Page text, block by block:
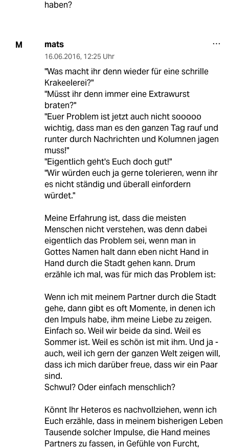
haben?
M mats
16.06.2016, 12:25 Uhr
"Was macht ihr denn wieder für eine schrille
Krakeelerei?"
"Müsst ihr denn immer eine Extrawurst
braten?"
"Euer Problem ist jetzt auch nicht sooooo
wichtig, dass man es den ganzen Tag rauf und
runter durch Nachrichten und Kolumnen jagen
muss!"
"Eigentlich geht's Euch doch gut!"
"Wir würden euch ja gerne tolerieren, wenn ihr
es nicht ständig und überall einfordern
würdet."
Meine Erfahrung ist, dass die meisten
Menschen nicht verstehen, was denn dabei
eigentlich das Problem sei, wenn man in
Gottes Namen halt dann eben nicht Hand in
Hand durch die Stadt gehen kann. Drum
erzähle ich mal, was für mich das Problem ist:
Wenn ich mit meinem Partner durch die Stadt
gehe, dann gibt es oft Momente, in denen ich
den Impuls habe, ihm meine Liebe zu zeigen.
Einfach so. Weil wir beide da sind. Weil es
Sommer ist. Weil es schön ist mit ihm. Und ja -
auch, weil ich gern der ganzen Welt zeigen will,
dass ich mich darüber freue, dass wir ein Paar
sind.
Schwul? Oder einfach menschlich?
Könnt Ihr Heteros es nachvollziehen, wenn ich
Euch erzähle, dass in meinem bisherigen Leben
Tausende solcher Impulse, die Hand meines
Partners zu fassen, in Gefühle von Furcht,